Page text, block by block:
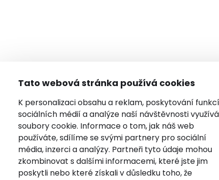
Tato webová stránka používá cookies
K personalizaci obsahu a reklam, poskytování funkcí
sociálních médií a analýze naší návštěvnosti
soubory cookie. Informace o tom, jak náš web
používáte, sdílíme se svými partnery pro sociální
média, inzerci a analýzy. Partneři tyto údaje mohou
zkombinovat s dalšími informacemi, které jste jim
poskytli nebo které získali v důsledku toho, že